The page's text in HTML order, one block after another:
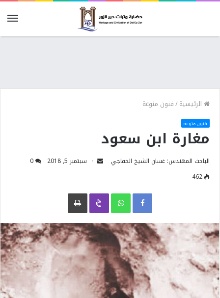
الرئيسية/فنون منوعة
فنون منوعة
مغارة ابن سعود
الباحث المهندس: غسان الشيخ الخفاجي سبتمبر 5, 2018
462
Facebook
WhatsApp
Viber